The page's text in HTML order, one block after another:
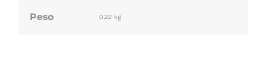
Peso 0,22 kg